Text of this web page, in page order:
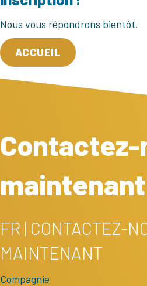
Nous vous répondrons bientôt.
ACCUEIL
Contactez-
maintenant
FR | CONTACTEZ-
MAINTENANT
Compagnie